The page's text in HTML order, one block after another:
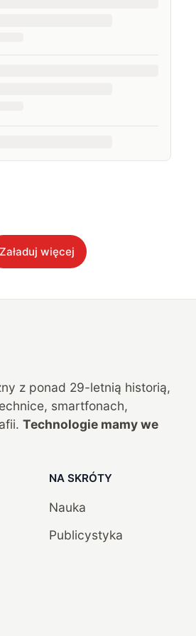
Załaduj więcej
z ponad 29-letnią historią,
smartfonach,
Technologie mamy we
NA SKRÓTY
Nauka
Publicystyka